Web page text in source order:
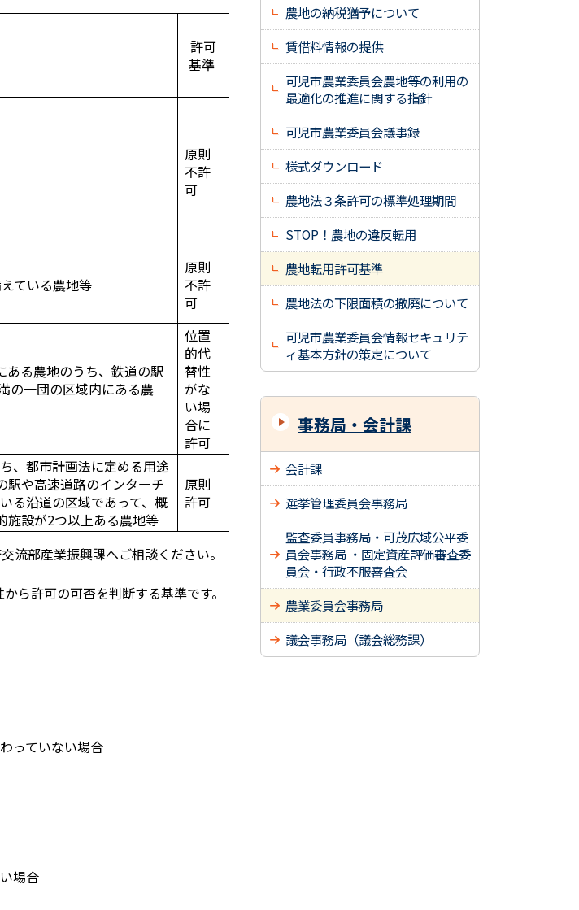
許可
基準
原則
不許
可
ている農地等
原則
不許
可
ある農地のうち、鉄道の駅
の一団の区域内にある農
位置
的代
替性
がな
い場
合に
許可
、都市計画法に定める用途
駅や高速道路のインターチ
る沿道の区域であって、概
施設が2つ以上ある農地等
原則
許可
部産業振興課へご相談ください。
ら許可の可否を判断する基準です。
っていない場合
場合
農地の納税猶予について
賃借料情報の提供
可児市農業委員会農地等の利用の
最適化の推進に関する指針
可児市農業委員会議事録
様式ダウンロード
農地法３条許可の標準処理期間
STOP！農地の違反転用
農地転用許可基準
農地法の下限面積の撤廃について
可児市農業委員会情報セキュリテ
ィ基本方針の策定について
事務局・会計課
会計課
選挙管理委員会事務局
監査委員事務局・可茂広域公平委
員会事務局 ・固定資産評価審査委
員会・行政不服審査会
農業委員会事務局
議会事務局（議会総務課）